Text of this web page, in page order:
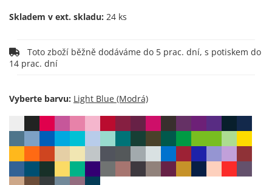
Skladem v ext. skladu: 24 ks
14 prac. dní
Vyberte barvu: